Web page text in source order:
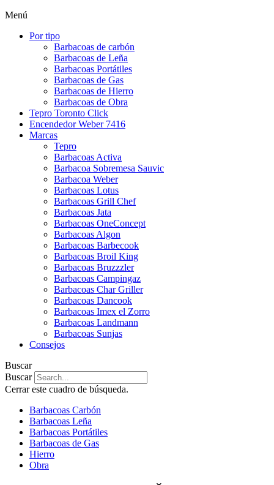
Menú
Por tipo
Barbacoas de carbón
Barbacoas de Leña
Barbacoas Portátiles
Barbacoas de Gas
Barbacoas de Hierro
Barbacoas de Obra
Tepro Toronto Click
Encendedor Weber 7416
Marcas
Tepro
Barbacoas Activa
Barbacoa Sobremesa Sauvic
Barbacoa Weber
Barbacoas Lotus
Barbacoas Grill Chef
Barbacoas Jata
Barbacoas OneConcept
Barbacoas Algon
Barbacoas Barbecook
Barbacoas Broil King
Barbacoas Bruzzzler
Barbacoas Campingaz
Barbacoas Char Griller
Barbacoas Dancook
Barbacoas Imex el Zorro
Barbacoas Landmann
Barbacoas Sunjas
Consejos
Buscar
Buscar
Cerrar este cuadro de búsqueda.
Barbacoas Carbón
Barbacoas Leña
Barbacoas Portátiles
Barbacoas de Gas
Hierro
Obra